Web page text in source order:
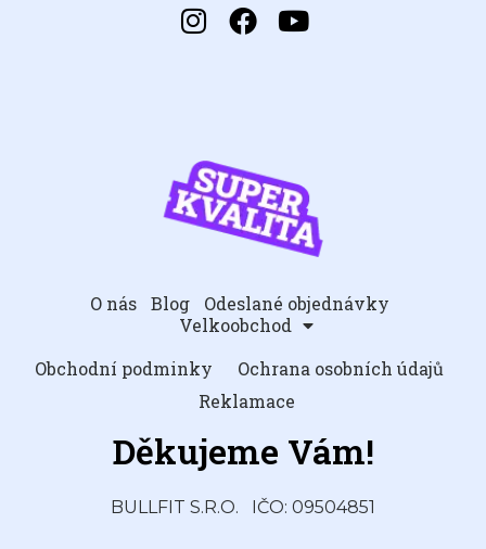
O nás Blog
Odeslané objednávky
Velkoobchod
Obchodní podminky
Ochrana osobních údajů
Reklamace
Děkujeme Vám!
BULLFIT S.R.O. IČO: 09504851